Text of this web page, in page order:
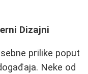
Dizajni
prilike poput
Neke od